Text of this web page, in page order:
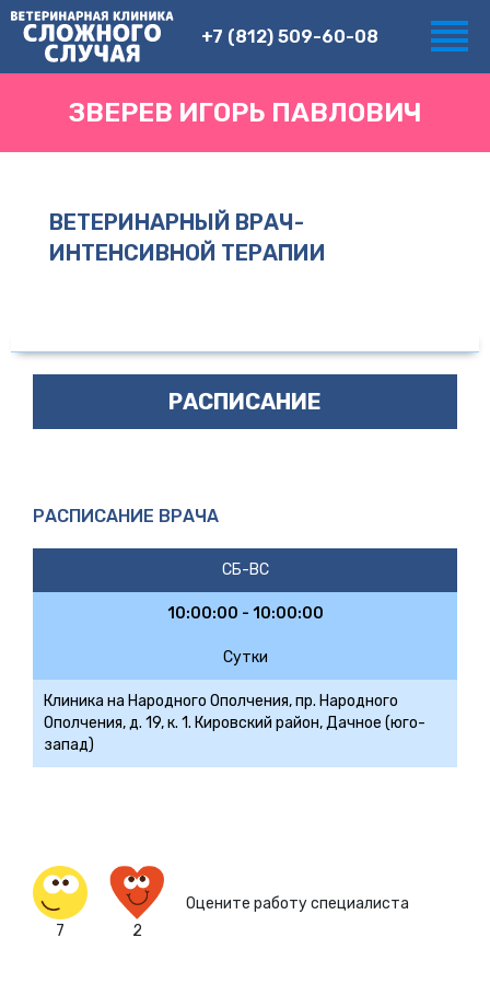
+7 (812) 509-60-08
ЗВЕРЕВ ИГОРЬ ПАВЛОВИЧ
ВЕТЕРИНАРНЫЙ ВРАЧ-
ИНТЕНСИВНОЙ ТЕРАПИИ
РАСПИСАНИЕ
РАСПИСАНИЕ ВРАЧА
СБ-ВС
10:00:00 - 10:00:00
Сутки
Клиника на Народного Ополчения, пр. Народного
Ополчения, д. 19, к. 1. Кировский район, Дачное (юго-
запад)
7 2
Оцените работу специалиста